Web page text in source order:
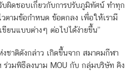
บผิดชอบเกี่ยวกับการปรับภูมิทัศน์ ทำทุก
ตามข้อกำหนด ข้อตกลง เพื่อให้เรามี
ยนแบบต่างๆ ต่อไปได้ง่ายขึ้น”
ชาติดังกล่าว เกิดขึ้นจาก สมาคมกีฬา
ร่วมพิธีลงนาม MOU กับ กลุ่มบริษัท คิง